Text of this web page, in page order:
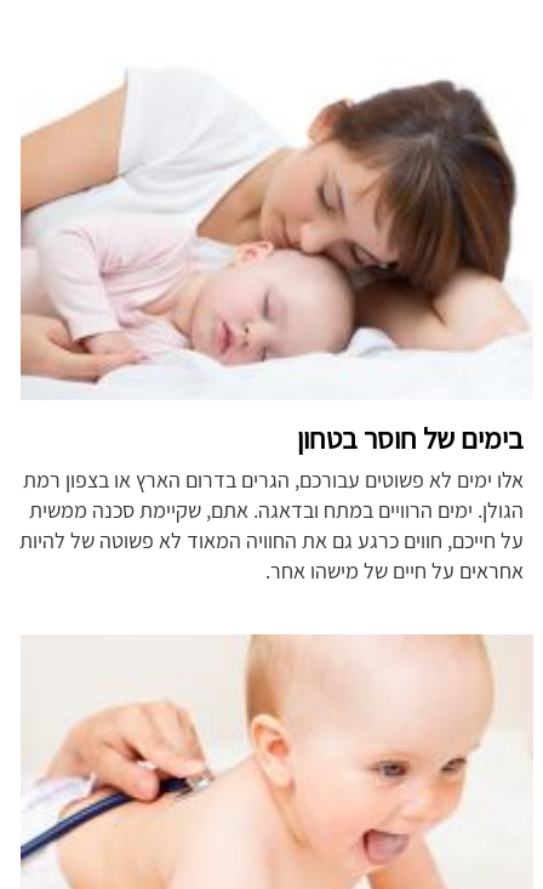
בימים של חוסר בטחון
אלו ימים לא פשוטים עבורכם, הגרים בדרום הארץ או בצפון רמת
הגולן. ימים הרוויים במתח ובדאגה. אתם, שקיימת סכנה ממשית
על חייכם, חווים כרגע גם את החוויה המאוד לא פשוטה של להיות
אחראים על חיים של מישהו אחר.